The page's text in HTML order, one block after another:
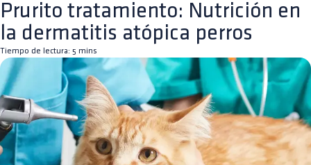
Prurito tratamiento: Nutrición en
la dermatitis atópica perros
Tiempo de lectura: 5 mins